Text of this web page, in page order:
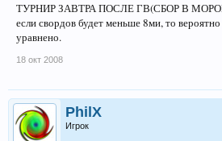
ТУРНИР ЗАВТРА ПОСЛЕ ГВ(СБОР В
если свордов будет меньше 8ми, то
уравнено.
18 окт 2008
PhilX
Игрок